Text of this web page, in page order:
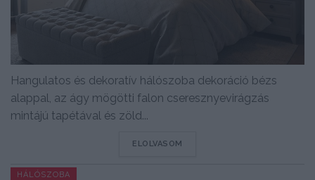
Hangulatos és dekoratív hálószoba dekoráció bézs
alappal, az ágy mögötti falon cseresznyevirágzás
mintájú tapétával és zöld...
ELOLVASOM
HÁLÓSZOBA